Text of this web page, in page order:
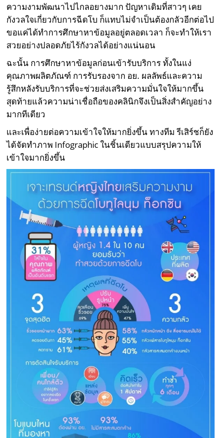
ความงามพัฒนาไปไกลอยางมาก ปัญหาเดิมที่สาวๆ เคย
กังวลใจเกี่ยวกับการฉีดโบ ก็แทบไม่จำเป็นต้องกลัวอีกต่อไป
ขอแค่ได้ทำการศึกษาหาข้อมูลอยู่ตลอดเวลา ก็จะทำให้เรา
สวยอย่างปลอดภัยไร้กังวลได้อย่างแน่นอน
ฉะนั้น การศึกษาหาข้อมูลก่อนเข้ารับบริการ ทั้งในแง่
คุณภาพผลิตภัณฑ์ การรับรองจาก อย. ผลลัพธ์และความ
รู้สึกหลังรับบริการที่จะช่วยส่งเสริมความมั่นใจให้มากขึ้น
สุดท้ายแล้วความน่าเชื่อถือของคลินิกจึงเป็นสิ่งสำคัญอย่าง
มากทีเดียว
และเพื่อง่ายต่อความเข้าใจให้มากยิ่งขึ้น ทางทีม รีเสิร์ชก็ยัง
ได้จัดทำภาพ Infographic ในชิ้นเดียวแบบสรุปความให้
เข้าใจมากยิ่งขึ้น